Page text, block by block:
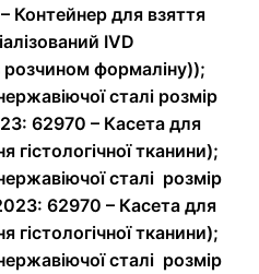
для взяття
IVD
розчином формаліну));
сталі розмір
62970 – Касета для
гістологічної тканини);
сталі розмір
62970 – Касета для
гістологічної тканини);
сталі розмір